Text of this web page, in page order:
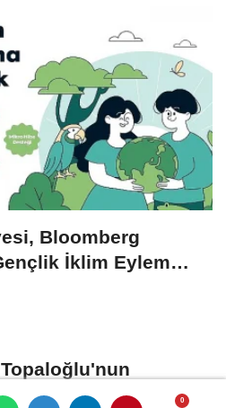
Bloomberg
İklim Eylem
takdir topladı